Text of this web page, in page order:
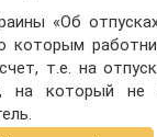
«Об
которым
т.е. на
на который не